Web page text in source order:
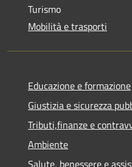
Turismo
Mobilità e trasporti
Educazione e formazione
Giustizia e sicurezza
Tributi,finanze e
Ambiente
Salute, benessere e